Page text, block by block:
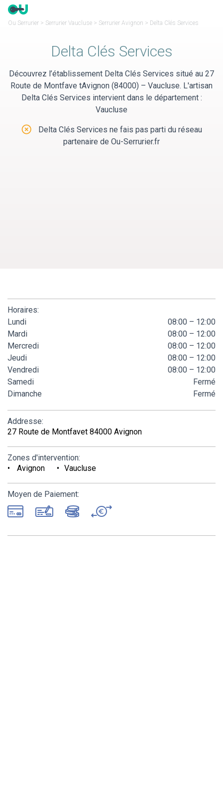
Panneau de gestion des cookies
Ou Serrurier > Serrurier Vaucluse > Serrurier Avignon > Delta Clés Services
Delta Clés Services
Découvrez l’établissement Delta Clés Services situé au 27
Route de Montfave tAvignon (84000) – Vaucluse. L'artisan
Delta Clés Services intervient dans le département :
Vaucluse
Delta Clés Services ne fais pas parti du réseau
partenaire de Ou-Serrurier.fr
Horaires:
Lundi
08:00 – 12:00
Mardi
08:00 – 12:00
Mercredi
08:00 – 12:00
Jeudi
08:00 – 12:00
Vendredi
08:00 – 12:00
Samedi
Fermé
Dimanche
Fermé
Addresse:
27 Route de Montfavet 84000 Avignon
Zones d'intervention:
Avignon
Vaucluse
Moyen de Paiement: